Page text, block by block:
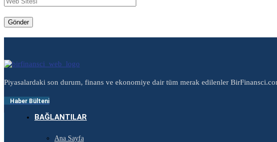
Piyasalardaki son durum, finans ve ekonomiye dair tüm merak edilenler
Haber Bülteni
BAĞLANTILAR
Ana Sayfa